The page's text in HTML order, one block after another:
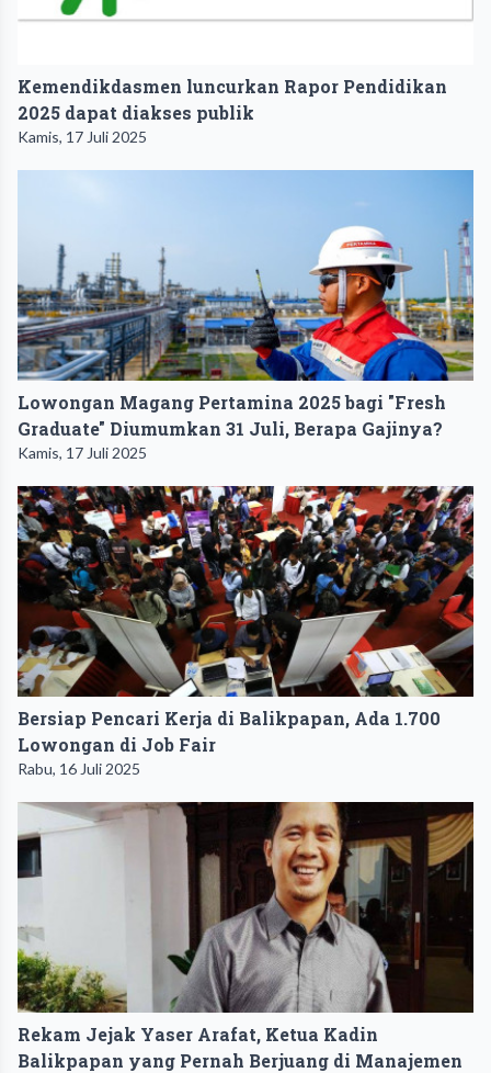
Kemendikdasmen luncurkan Rapor Pendidikan
2025 dapat diakses publik
Kamis, 17 Juli 2025
Lowongan Magang Pertamina 2025 bagi "Fresh
Graduate" Diumumkan 31 Juli, Berapa Gajinya?
Kamis, 17 Juli 2025
Bersiap Pencari Kerja di Balikpapan, Ada 1.700
Lowongan di Job Fair
Rabu, 16 Juli 2025
Rekam Jejak Yaser Arafat, Ketua Kadin
Balikpapan yang Pernah Berjuang di Manajemen